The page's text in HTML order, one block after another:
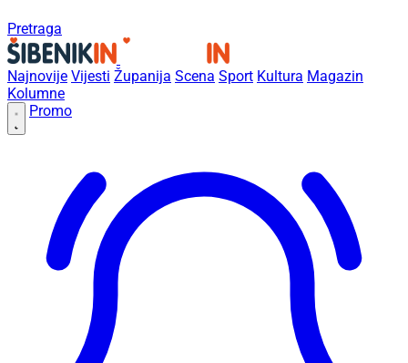
Pretraga
Najnovije Vijesti Županija Scena Sport Kultura Magazin
Kolumne
Promo